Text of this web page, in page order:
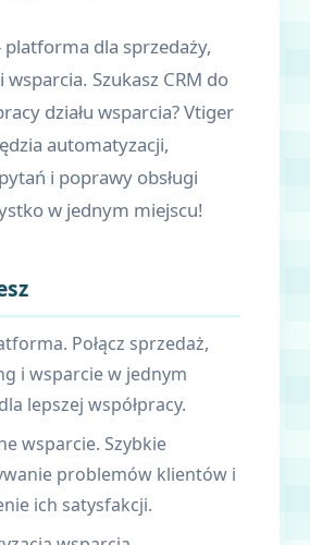
platforma dla sprzedaży,
Szukasz CRM do
działu wsparcia? Vtiger
automatyzacji,
i poprawy obsługi
w jednym miejscu!
Połącz sprzedaż,
i wsparcie w jednym
lepszej współpracy.
wsparcie. Szybkie
problemów klientów i
ich satysfakcji.